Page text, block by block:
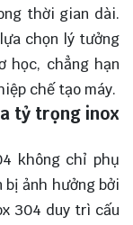
thời gian dài.
chọn lý tưởng
học, chẳng hạn
chế tạo máy.
tỷ trọng inox
không chỉ phụ
bị ảnh hưởng bởi
304 duy trì cấu